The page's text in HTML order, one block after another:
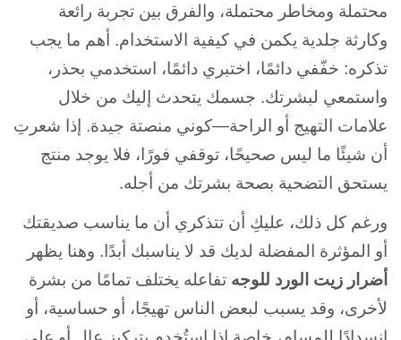
محتملة ومخاطر محتملة، والفرق بين تجربة رائعة
وكارثة جلدية يكمن في كيفية الاستخدام. أهم ما يجب
تذكره: خفّفي دائمًا، اختبري دائمًا، استخدمي بحذر،
واستمعي لبشرتك. جسمك يتحدث إليك من خلال
علامات التهيج أو الراحة—كوني منصتة جيدة. إذا شعرتِ
أن شيئًا ما ليس صحيحًا، توقفي فورًا، فلا يوجد منتج
يستحق التضحية بصحة بشرتك من أجله.
ورغم كل ذلك، عليكِ أن تتذكري أن ما يناسب صديقتك
أو المؤثرة المفضلة لديك قد لا يناسبك أبدًا. وهنا يظهر
أضرار زيت الورد للوجه تفاعله يختلف تمامًا من بشرة
لأخرى، وقد يسبب لبعض الناس تهيجًا، أو حساسية، أو